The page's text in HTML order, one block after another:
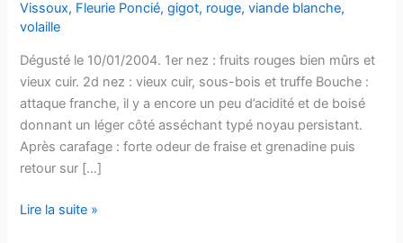
Vissoux, Fleurie Poncié,gigot, rouge,viande blanche,
volaille
Dégusté le 10/01/2004. 1er nez : fruits rouges bien mûrs et
vieux cuir. 2d nez : vieux cuir, sous-bois et truffe Bouche :
attaque franche, il y a encore un peu d’acidité et de boisé
donnant un léger côté asséchant typé noyau persistant.
Après carafage : forte odeur de fraise et grenadine puis
retour sur […]
Fleurie
Lire la suite »